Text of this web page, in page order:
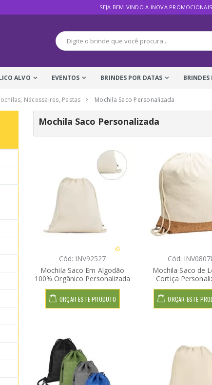
SEJA BEM-VINDO A INOVA
ALVO EVENTOS BRINDES POR DATAS BRINDES
Nécessaires, Pastas Mochila Saco Personalizada
Mochila Saco Personalizada
Cód: INV92527
Mochila Saco Em Algodão
100% Orgânico Personalizada
ORÇAR ESTE PRODUTO
Cód:
Mochila Saco de
Cortiça
ORÇAR ESTE